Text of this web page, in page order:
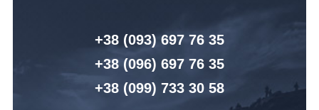
+38 (093) 697 76 35
+38 (096) 697 76 35
+38 (099) 733 30 58